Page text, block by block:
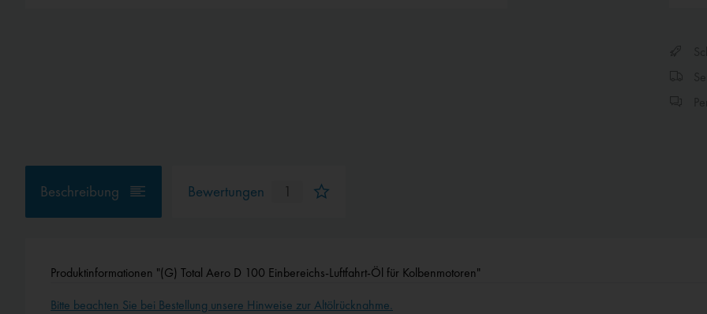
Beschreibung Bewertungen 1
Produktinformationen "(G) Total Aero D 100 Einbereichs-Luftfahrt-Öl für Kolbenmotoren"
Bitte beachten Sie bei Bestellung unsere Hinweise zur Altölrücknahme.